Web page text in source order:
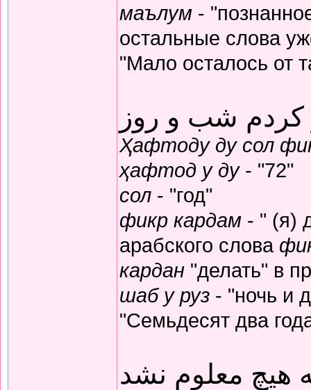
маълум -
остальные слова
"Мало осталось от
کردم شب و روز
Ҳафтоду ду сол
ҳафтод у ду- "72"
сол - "год"
фикр кардам - " (я)
арабского слова
кардан "делать" в
шаб у руз - "ночь и
"Семьдесят два
هیچ معلوم نشد